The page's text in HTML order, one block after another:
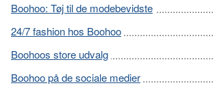
Boohoo: Tøj til de modebevidste
24/7 fashion hos Boohoo
Boohoos store udvalg
Boohoo på de sociale medier